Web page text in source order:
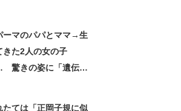
ーマのパパとママ→生
きた2人の女の子
きの姿に「遺伝っ
たては「正岡子規に似